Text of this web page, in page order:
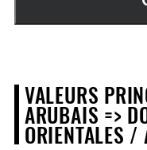
VALEURS
ARUBAIS =>
ORIENTALES /